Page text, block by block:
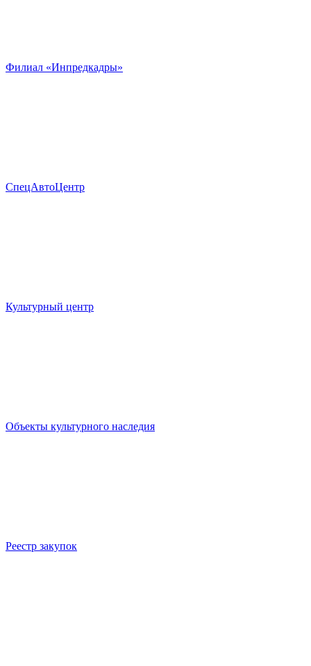
Филиал «Инпредкадры»
СпецАвтоЦентр
Культурный центр
Объекты культурного наследия
Реестр закупок